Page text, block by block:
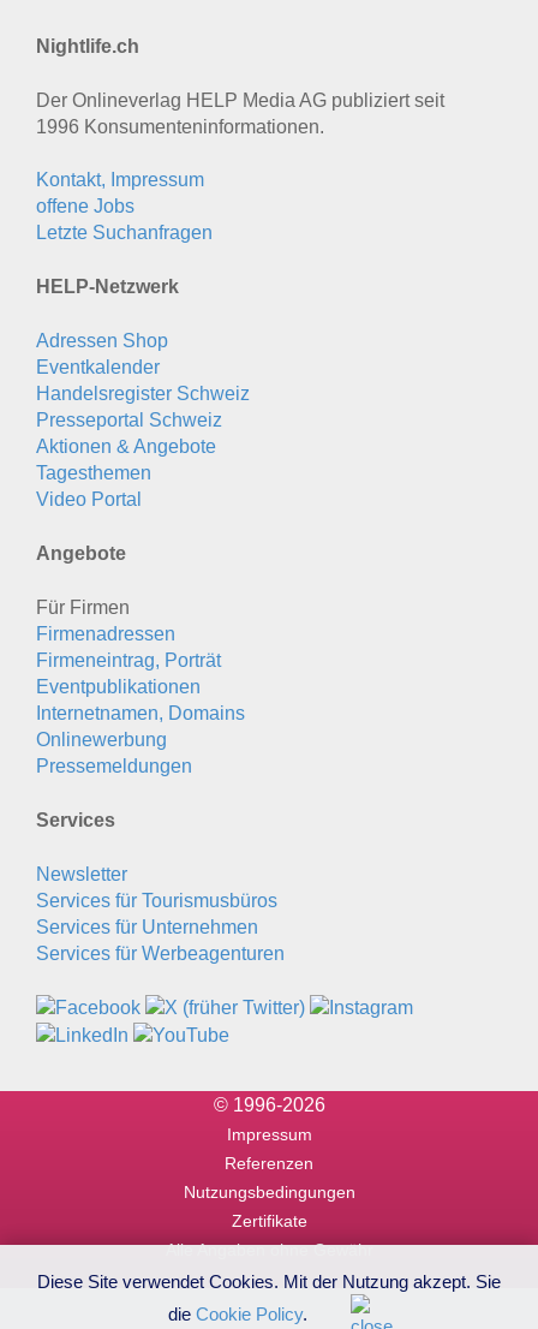
Nightlife.ch
Der Onlineverlag HELP Media AG publiziert seit
1996 Konsumenten­informationen.
Kontakt, Impressum
offene Jobs
Letzte Suchanfragen
HELP-Netzwerk
Adressen Shop
Eventkalender
Handelsregister Schweiz
Presseportal Schweiz
Aktionen & Angebote
Tagesthemen
Video Portal
Angebote
Für Firmen
Firmenadressen
Firmeneintrag, Porträt
Eventpublikationen
Internetnamen, Domains
Onlinewerbung
Pressemeldungen
Services
Newsletter
Services für Tourismusbüros
Services für Unternehmen
Services für Werbeagenturen
© 1996-2026
Impressum
Referenzen
Nutzungsbedingungen
Zertifikate
Alle Angaben ohne Gewähr
Diese Site verwendet Cookies. Mit der Nutzung akzept. Sie
die Cookie Policy.